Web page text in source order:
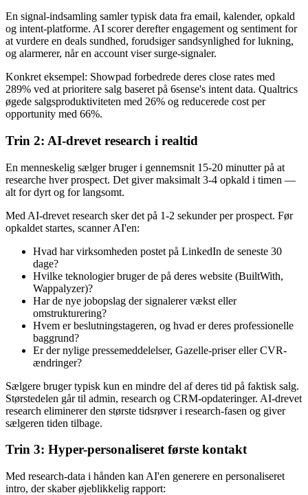
En signal-indsamling samler typisk data fra email, kalender, opkald
og intent-platforme. AI scorer derefter engagement og sentiment for
at vurdere en deals sundhed, forudsiger sandsynlighed for lukning,
og alarmerer, når en account viser surge-signaler.
Konkret eksempel: Showpad forbedrede deres close rates med
289% ved at prioritere salg baseret på 6sense's intent data. Qualtrics
øgede salgsproduktiviteten med 26% og reducerede cost per
opportunity med 66%.
Trin 2: AI-drevet research i realtid
En menneskelig sælger bruger i gennemsnit 15-20 minutter på at
researche hver prospect. Det giver maksimalt 3-4 opkald i timen —
alt for dyrt og for langsomt.
Med AI-drevet research sker det på 1-2 sekunder per prospect. Før
opkaldet startes, scanner AI'en:
Hvad har virksomheden postet på LinkedIn de seneste 30
dage?
Hvilke teknologier bruger de på deres website (BuiltWith,
Wappalyzer)?
Har de nye jobopslag der signalerer vækst eller
omstrukturering?
Hvem er beslutningstageren, og hvad er deres professionelle
baggrund?
Er der nylige pressemeddelelser, Gazelle-priser eller CVR-
ændringer?
Sælgere bruger typisk kun en mindre del af deres tid på faktisk salg.
Størstedelen går til admin, research og CRM-opdateringer. AI-drevet
research eliminerer den største tidsrøver i research-fasen og giver
sælgeren tiden tilbage.
Trin 3: Hyper-personaliseret første kontakt
Med research-data i hånden kan AI'en generere en personaliseret
intro, der skaber øjeblikkelig rapport: